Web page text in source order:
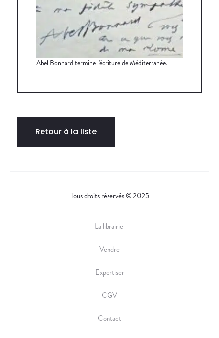
Abel Bonnard termine l'écriture de Méditerranée.
Retour à la liste
Tous droits réservés © 2025
La librairie
Vendre
Expertiser
CGV
Contact